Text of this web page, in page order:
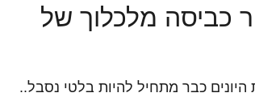
כביסה מלכלוך של
כבר מתחיל להיות בלטי נסבל..